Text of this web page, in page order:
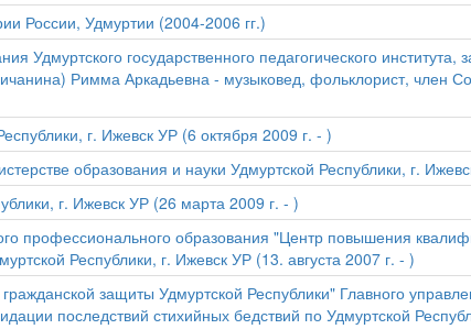
России, Удмуртии (2004-2006 гг.)
Удмуртского государственного педагогического
Римма Аркадьевна - музыковед, фольклорист, член
г. Ижевск УР (6 октября 2009 г. - )
образования и науки Удмуртской Республики, г.
г. Ижевск УР (26 марта 2009 г. - )
профессионального образования "Центр повышения
Республики, г. Ижевск УР (13. августа 2007 г. - )
защиты Удмуртской Республики" Главного
последствий стихийных бедствий по Удмуртской